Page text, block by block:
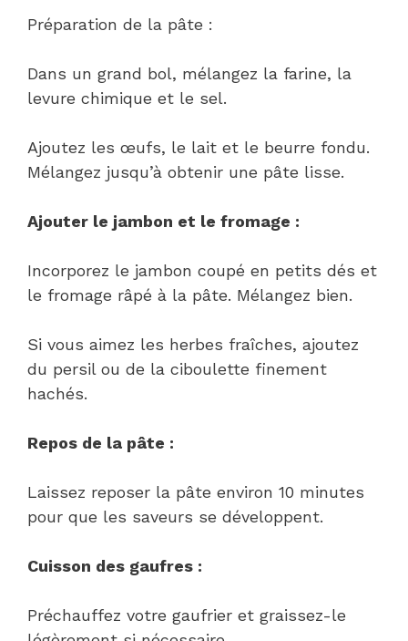
Préparation de la pâte :
Dans un grand bol, mélangez la farine, la
levure chimique et le sel.
Ajoutez les œufs, le lait et le beurre fondu.
Mélangez jusqu’à obtenir une pâte lisse.
Ajouter le jambon et le fromage :
Incorporez le jambon coupé en petits dés et
le fromage râpé à la pâte. Mélangez bien.
Si vous aimez les herbes fraîches, ajoutez
du persil ou de la ciboulette finement
hachés.
Repos de la pâte :
Laissez reposer la pâte environ 10 minutes
pour que les saveurs se développent.
Cuisson des gaufres :
Préchauffez votre gaufrier et graissez-le